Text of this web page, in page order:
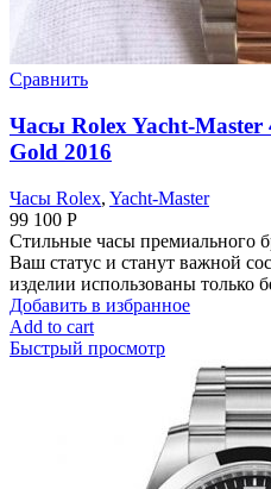
Сравнить
Часы Rolex Yacht-Master
Gold 2016
Часы Rolex, Yacht-Master
99 100 Р
Стильные часы премиального
Ваш статус и станут важной
изделии использованы только
Добавить в избранное
Add to cart
Быстрый просмотр